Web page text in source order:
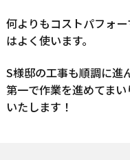
何よりもコストパフォ
はよく使います。
S様邸の工事も順調に進
第一で作業を進めてま
いたします！